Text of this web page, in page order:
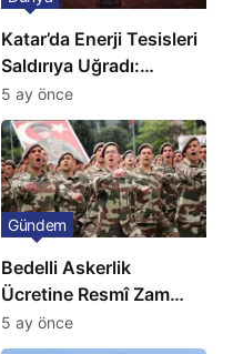
Katar’da Enerji Tesisleri
Saldırıya Uğradı:
Avrupa’da Doğalgaz
Fiyatlarında Sert Artış
5 ay önce
Bedelli Askerlik
Ücretine Resmî Zam
Geliyor
Gündem
5 ay önce